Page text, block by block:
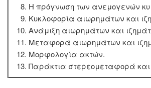
Η πρόγνωση των ανεμογενών
Κυκλοφορία αιωρημάτων και
Ανάμιξη αιωρημάτων και
Μεταφορά αιωρημάτων και
Μορφολογία ακτών.
Παράκτια στερεομεταφορά